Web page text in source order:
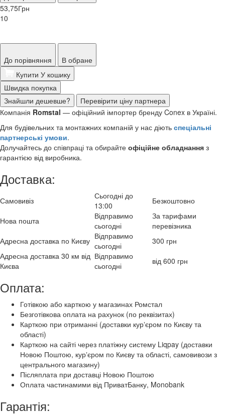
53,75Грн
10
До порівняння
В обране
Купити У кошику
Швидка покупка
Знайшли дешевше?
Перевірити ціну партнера
Компанія Romstal — офіційний імпортер бренду Conex в Україні.
Для будівельних та монтажних компаній у нас діють спеціальні
партнерські умови.
Долучайтесь до співпраці та обирайте офіційне обладнання з
гарантією від виробника.
Доставка:
Самовивіз
Сьогодні до
13:00
Безкоштовно
Нова пошта
Відправимо
сьогодні
За тарифами
перевізника
Адресна доставка по Києву Відправимо
сьогодні
300 грн
Адресна доставка 30 км від
Києва
Відправимо
сьогодні
від 600 грн
Оплата:
Готівкою або карткою у магазинах Ромстал
Безготівкова оплата на рахунок (по реквізитах)
Карткою при отриманні (доставки курʼєром по Києву та
області)
Карткою на сайті через платіжну систему Liqpay (доставки
Новою Поштою, курʼєром по Києву та області, самовивози з
центрального магазину)
Післяплата при доставці Новою Поштою
Оплата частинамими від ПриватБанку, Monobank
Гарантія: